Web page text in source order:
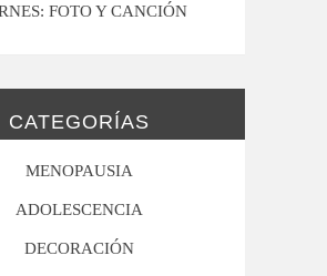
FOTO Y CANCIÓN
CATEGORÍAS
MENOPAUSIA
ADOLESCENCIA
DECORACIÓN